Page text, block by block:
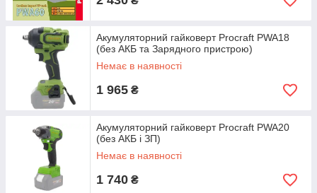
Акумуляторний гайковерт Procraft PWA18
(без АКБ та Зарядного пристрою)
Немає в наявності
1 965 ₴
Акумуляторний гайковерт Procraft PWA20
(без АКБ і ЗП)
Немає в наявності
1 740 ₴